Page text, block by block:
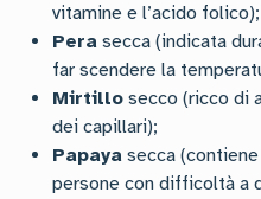
vitamine e l’acido folico);
Pera secca (indicata
far scendere la
Mirtillo secco (ricco di
dei capillari);
Papaya secca
persone con difficoltà a